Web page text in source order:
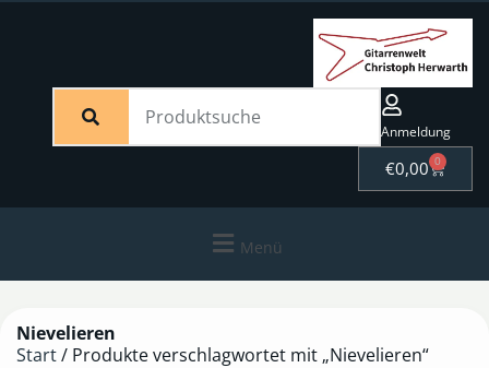
Anmeldung
€0,00 0
Menü
Nievelieren
Start/ Produkte verschlagwortet mit „Nievelieren“